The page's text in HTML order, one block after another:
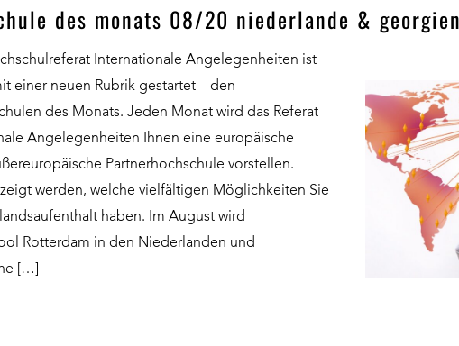
des monats 08/20 niederlande & georgien
Internationale Angelegenheiten ist
einer neuen Rubrik gestartet – den
des Monats. Jeden Monat wird das Referat
Angelegenheiten Ihnen eine europäische
Partnerhochschule vorstellen.
werden, welche vielfältigen Möglichkeiten Sie
haben. Im August wird
Rotterdam in den Niederlanden und
[…]